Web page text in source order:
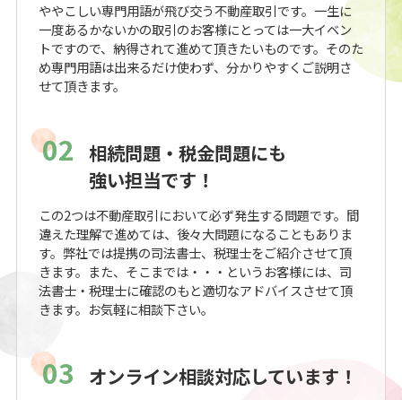
ややこしい専門用語が飛び交う不動産取引です。一生に
一度あるかないかの取引のお客様にとっては一大イベン
トですので、納得されて進めて頂きたいものです。そのた
め専門用語は出来るだけ使わず、分かりやすくご説明さ
せて頂きます。
02 相続問題・税金問題にも
強い担当です！
この2つは不動産取引において必ず発生する問題です。間
違えた理解で進めては、後々大問題になることもありま
す。弊社では提携の司法書士、税理士をご紹介させて頂
きます。また、そこまでは・・・というお客様には、司
法書士・税理士に確認のもと適切なアドバイスさせて頂
きます。お気軽に相談下さい。
03 オンライン相談対応しています！